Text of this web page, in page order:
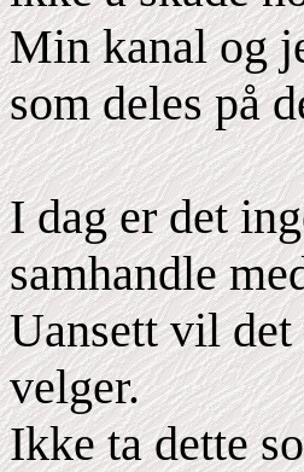
Min kanal og
som deles på
I dag er det
samhandle
Uansett vil
velger.
Ikke ta dette